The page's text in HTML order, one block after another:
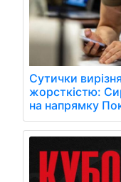
Сутички
жорсткістю:
на напрямку